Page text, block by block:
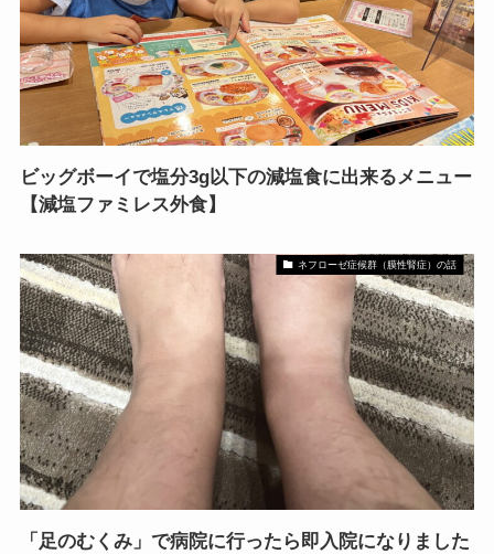
ビッグボーイで塩分3g以下の減塩食に出来るメニュー
【減塩ファミレス外食】
ネフローゼ症候群（膜性腎症）の話
「足のむくみ」で病院に行ったら即入院になりました